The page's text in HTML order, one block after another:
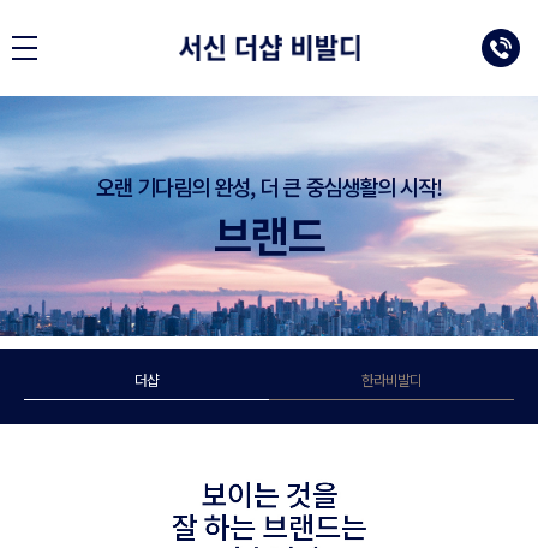
오랜 기다림의 완성, 더 큰 중심생활의 시작!
브랜드
더샵 한라비발디